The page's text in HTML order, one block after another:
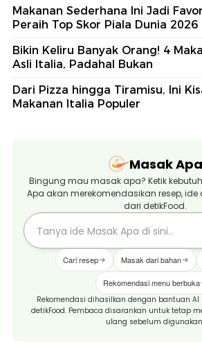
Makanan Sederhana Ini Jadi
Peraih Top Skor Piala Dunia 2026
Bikin Keliru Banyak Orang! 4
Asli Italia, Padahal Bukan
Dari Pizza hingga Tiramisu, Ini
Makanan Italia Populer
Masak Apa
Bingung mau masak apa? Ketik
Apa akan merekomendasikan resep,
dari detikFood.
Cari resep Masak dari bahan
Rekomendasi menu berbuka
Rekomendasi dihasilkan dengan bantuan AI
detikFood. Pembaca disarankan untuk tetap
ulang sebelum